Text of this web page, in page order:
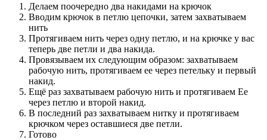
Делаем поочередно два накидами на крючок
Вводим крючок в петлю цепочки, затем захватываем
нить
Протягиваем нить через одну петлю, и на крючке у вас
теперь две петли и два накида.
Провязываем их следующим образом: захватываем
рабочую нить, протягиваем ее через петельку и первый
накид.
Ещё раз захватываем рабочую нить и протягиваем Ее
через петлю и второй накид.
В последний раз захватываем нитку и протягиваем
крючком через оставшиеся две петли.
Готово